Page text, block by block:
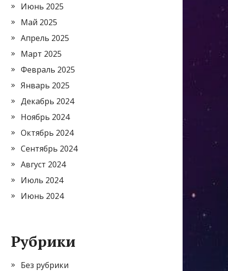
Июнь 2025
Май 2025
Апрель 2025
Март 2025
Февраль 2025
Январь 2025
Декабрь 2024
Ноябрь 2024
Октябрь 2024
Сентябрь 2024
Август 2024
Июль 2024
Июнь 2024
Рубрики
Без рубрики